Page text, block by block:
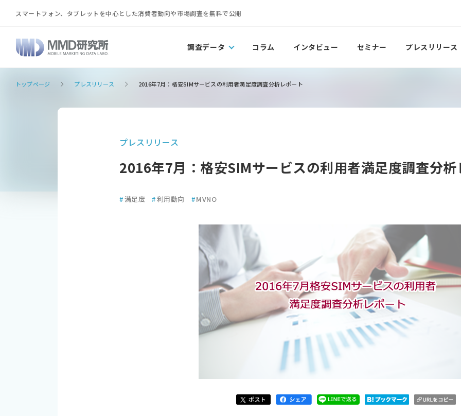
スマートフォン、タブレットを中心とした消費者動向や市場調査を無料で公開
調査データ コラム インタビュー セミナー プレスリリース
トップページ プレスリリース 2016年7月：格安SIMサービスの利用者満足度調査分析レポート
プレスリリース
2016年7月：格安SIMサービスの利用者満足度調査分
#満足度 #利用動向 #MVNO